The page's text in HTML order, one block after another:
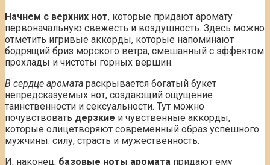
Начнем с верхних нот, которые придают аромату
первоначальную свежесть и воздушность. Здесь можно
отметить игривые аккорды, которые напоминают
бодрящий бриз морского ветра, смешанный с эффектом
прохлады и чистоты горных вершин.
В сердце аромата раскрывается богатый букет
непредсказуемых нот, создающий ощущение
таинственности и сексуальности. Тут можно
почувствовать дерзкие и чувственные аккорды,
которые олицетворяют современный образ успешного
мужчины: силу, страсть и мужественность.
И, наконец, базовые ноты аромата придают ему